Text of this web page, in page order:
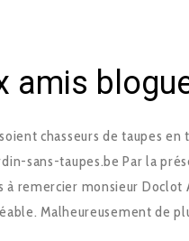
amis
chasseurs de taupes en
sans-taupes.be Par la
remercier monsieur Doclot
Malheureusement de